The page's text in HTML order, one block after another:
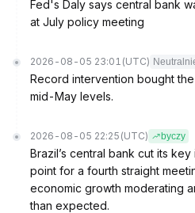
Fed's Daly says central bank
at July policy meeting
2026-08-05 23:01 (UTC)
Record intervention bought
mid-May levels.
2026-08-05 22:25 (UTC) byczy
Brazil’s central bank cut its
point for a fourth straight
economic growth moderating
than expected.